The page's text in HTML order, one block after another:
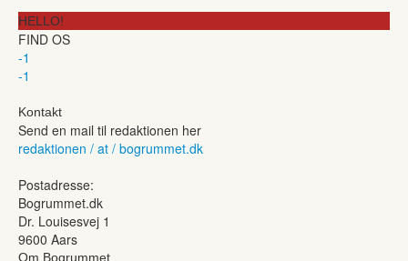
HELLO!
FIND OS
-1
-1
Kontakt
Send en mail til redaktionen her
redaktionen / at / bogrummet.dk
Postadresse:
Bogrummet.dk
Dr. Louisesvej 1
9600 Aars
Om Bogrummet